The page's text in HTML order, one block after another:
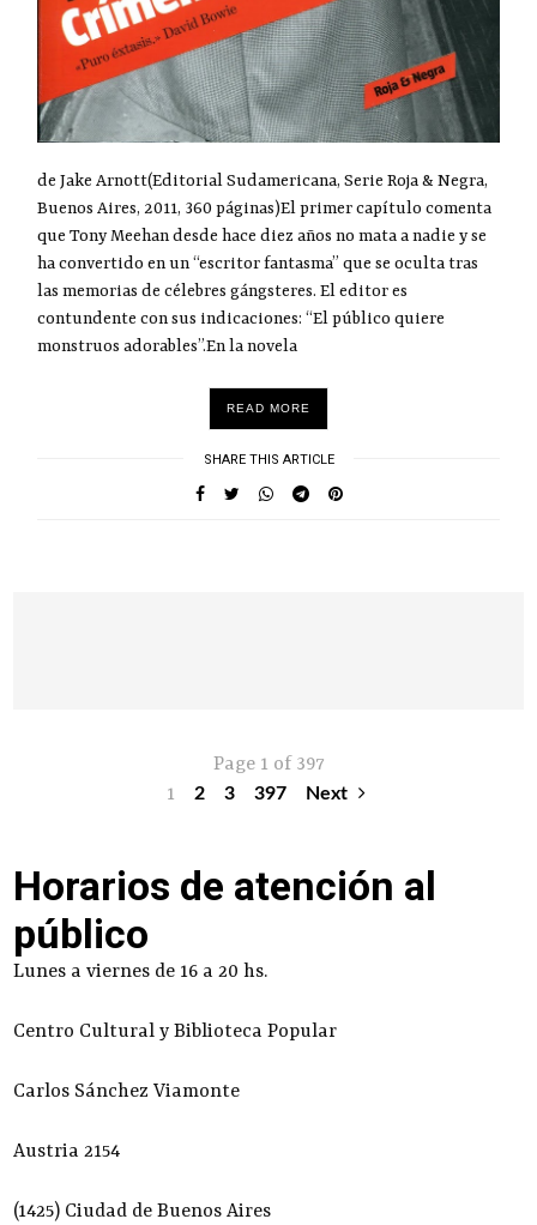
de Jake Arnott(Editorial Sudamericana, Serie Roja & Negra,
Buenos Aires, 2011, 360 páginas)El primer capítulo comenta
que Tony Meehan desde hace diez años no mata a nadie y se
ha convertido en un “escritor fantasma” que se oculta tras
las memorias de célebres gángsteres. El editor es
contundente con sus indicaciones: “El público quiere
monstruos adorables”.En la novela
READ MORE
SHARE THIS ARTICLE
Page 1 of 397
1
2 3 397 Next
Horarios de atención al
público
Lunes a viernes de 16 a 20 hs.
Centro Cultural y Biblioteca Popular
Carlos Sánchez Viamonte
Austria 2154
(1425) Ciudad de Buenos Aires